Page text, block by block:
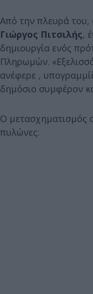
Από την πλευρά του,
Γιώργος Πιτσιλής,
δημιουργία ενός
Πληρωμών.
ανέφερε ,
δημόσιο συμφέρον
Ο μετασχηματισμός
πυλώνες: